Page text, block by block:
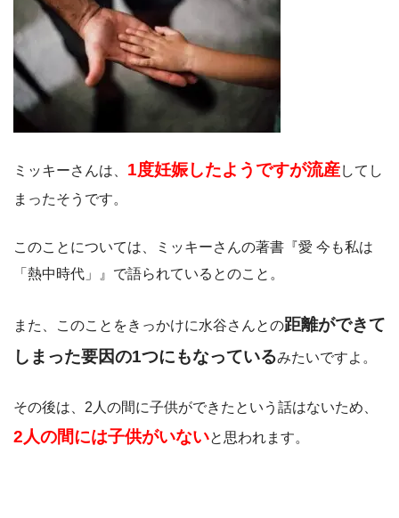
ミッキーさんは、 1度妊娠したようですが流産してし
まったそうです。
このことについては、ミッキーさんの著書『愛 今も私は
「熱中時代」』で語られているとのこと。
また、このことをきっかけに水谷さんとの距離ができて
しまった要因の1つにもなっているみたいですよ。
その後は、2人の間に子供ができたという話はないため、
2人の間には子供がいないと思われます。